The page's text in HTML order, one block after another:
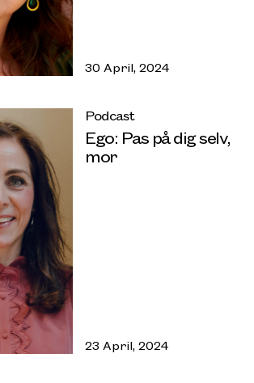
30 April, 2024
Podcast
Ego: Pas på dig selv,
mor
23 April, 2024